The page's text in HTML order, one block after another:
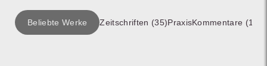
Beliebte Werke Zeitschriften (35)PraxisKommentare (1)